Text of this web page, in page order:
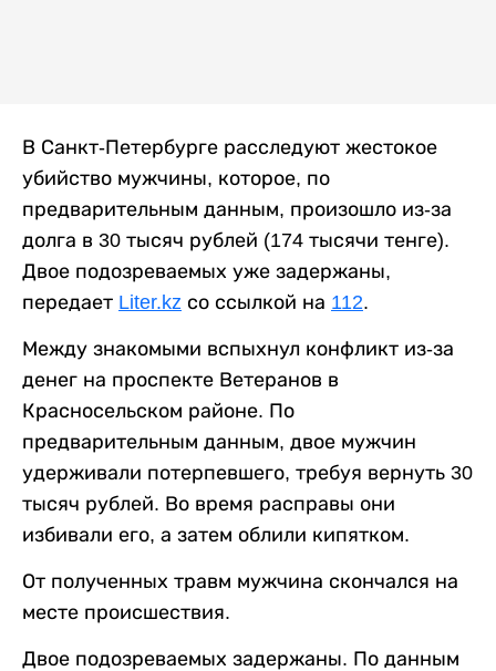
В Санкт-Петербурге расследуют жестокое
убийство мужчины, которое, по
предварительным данным, произошло из-за
долга в 30 тысяч рублей (174 тысячи тенге).
Двое подозреваемых уже задержаны,
передает Liter.kz со ссылкой на 112.
Между знакомыми вспыхнул конфликт из-за
денег на проспекте Ветеранов в
Красносельском районе. По
предварительным данным, двое мужчин
удерживали потерпевшего, требуя вернуть 30
тысяч рублей. Во время расправы они
избивали его, а затем облили кипятком.
От полученных травм мужчина скончался на
месте происшествия.
Двое подозреваемых задержаны. По данным